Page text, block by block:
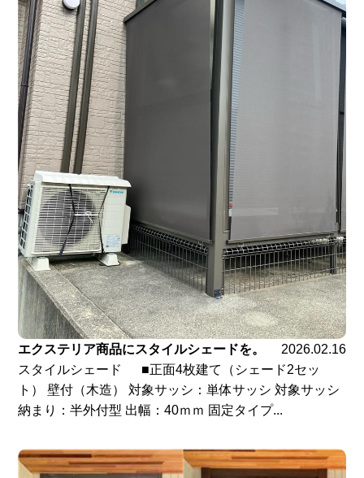
エクステリア商品にスタイルシェードを。
2026.02.16
スタイルシェード ■正面4枚建て（シェード2セッ
ト） 壁付（木造） 対象サッシ：単体サッシ 対象サッシ
納まり：半外付型 出幅：40ｍｍ 固定タイプ...